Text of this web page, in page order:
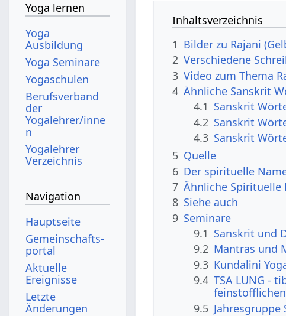
Inhaltsverzeichnis
1 Bilder zu Rajani
2 Verschiedene
3 Video zum Thema
4 Ähnliche Sanskrit
4.1 Sanskrit
4.2 Sanskrit
4.3 Sanskrit
5 Quelle
6 Der spirituelle
7 Ähnliche Spirituelle
8 Siehe auch
9 Seminare
9.1 Sanskrit und
9.2 Mantras und
9.3 Kundalini
9.4 TSA LUNG -
9.5 Jahresgruppe
Yoga lernen
Yoga
Ausbildung
Yoga Seminare
Yogaschulen
Berufsverband
der
Yogalehrer/inne
n
Yogalehrer
Verzeichnis
Navigation
Hauptseite
Gemeinschafts­
portal
Aktuelle
Ereignisse
Letzte
Änderungen